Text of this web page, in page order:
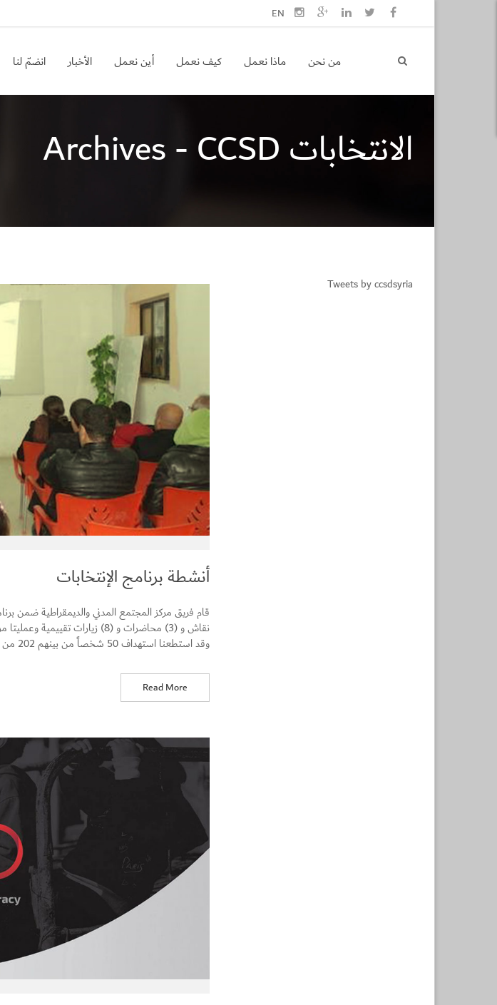
EN
انضمّ لنا الأخبار أين نعمل كيف نعمل ماذا نعمل من نحن
الانتخابات Archives - CCSD
أنشطة برنامج الإنتخابات
نقاش و (3) محاضرات و (8)
وقد استطعنا استهداف 50 شخصاً من بينهم 202 من النساء. وتم
Read More
Tweets by ccsdsyria